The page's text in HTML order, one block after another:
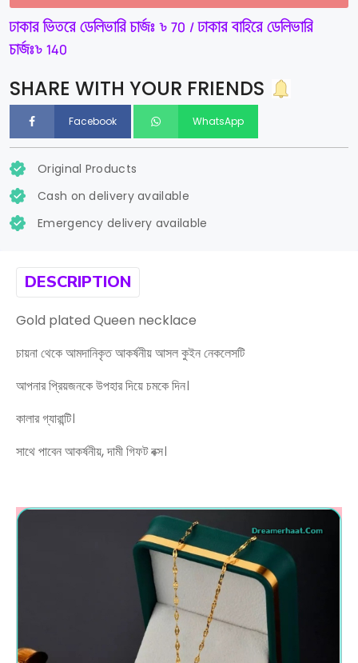
ঢাকার ভিতরে ডেলিভারি চার্জঃ ৳ 70 / ঢাকার বাহিরে ডেলিভারি
চার্জঃ৳ 140
SHARE WITH YOUR FRIENDS
Facebook WhatsApp
Original Products
Cash on delivery available
Emergency delivery available
DESCRIPTION
Gold plated Queen necklace
চায়না থেকে আমদানিকৃত আকর্ষনীয় আসল কুইন নেকলেসটি
আপনার প্রিয়জনকে উপহার দিয়ে চমকে দিন।
কালার গ্যারান্টি।
সাথে পাবেন আকর্ষনীয়, দামী গিফট বক্স।